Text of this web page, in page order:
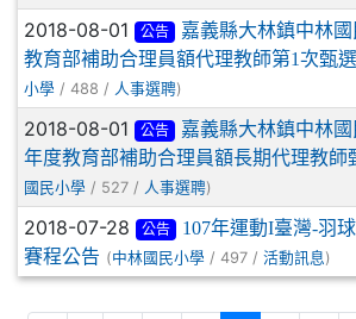
2018-08-01 公告
嘉義縣大林鎮中林
教育部補助合理員額代理教師第1次甄
小學 / 488 / 人事選聘)
2018-08-01 公告
嘉義縣大林鎮中林
年度教育部補助合理員額長期代理教師
國民小學 / 527 / 人事選聘)
2018-07-28 公告
107年運動I臺灣-羽
賽程公告 (中林國民小學 / 497 / 活動訊息 )